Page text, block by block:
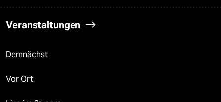
Veranstaltungen
Demnächst
Vor Ort